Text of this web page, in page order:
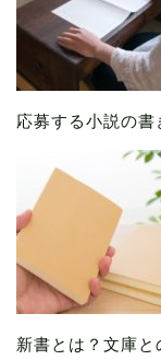
応募する小説の
新書とは？文庫と